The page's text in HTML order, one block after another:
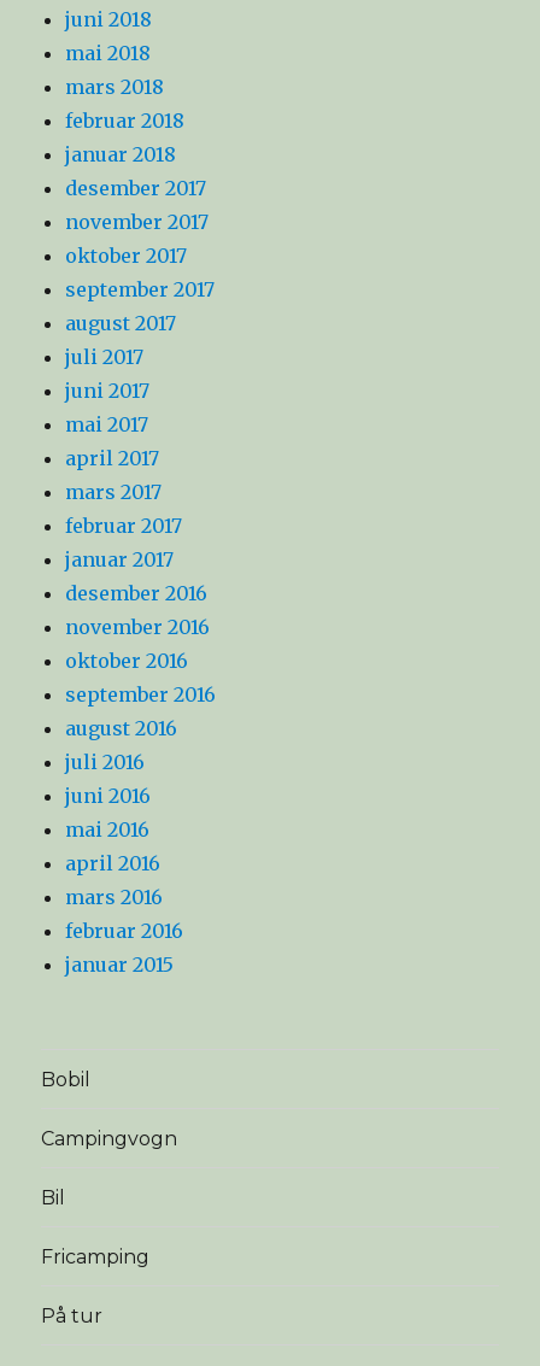
juni 2018
mai 2018
mars 2018
februar 2018
januar 2018
desember 2017
november 2017
oktober 2017
september 2017
august 2017
juli 2017
juni 2017
mai 2017
april 2017
mars 2017
februar 2017
januar 2017
desember 2016
november 2016
oktober 2016
september 2016
august 2016
juli 2016
juni 2016
mai 2016
april 2016
mars 2016
februar 2016
januar 2015
Bobil
Campingvogn
Bil
Fricamping
På tur